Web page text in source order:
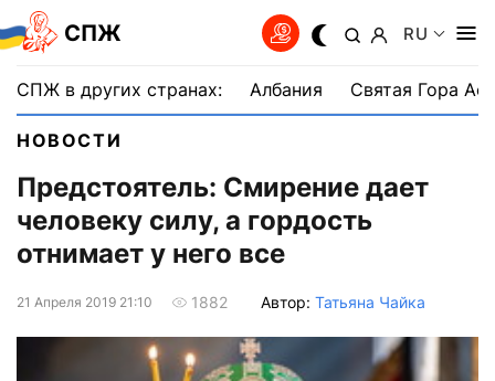
СПЖ RU
СПЖ в других странах: Албания Святая Гора
НОВОСТИ
Предстоятель: Смирение дает
человеку силу, а гордость
отнимает у него все
21 Апреля 2019 21:10 1882 Автор: Татьяна Чайка